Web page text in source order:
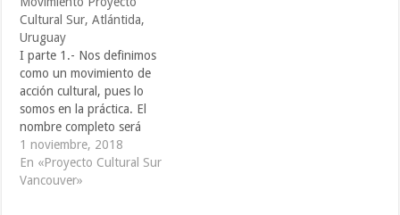
Cultural Sur, Atlántida,
Uruguay
I parte 1.- Nos definimos
como un movimiento de
acción cultural, pues lo
somos en la práctica. El
nombre completo será
Movimiento Proyecto
Cultural SUR, un
movimiento con amplitud,
1 noviembre, 2018
En «Proyecto Cultural Sur
Vancouver»